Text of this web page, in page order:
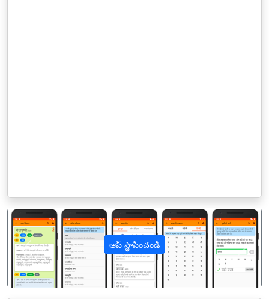
ఆప్ స్థాపించండి
पिछला